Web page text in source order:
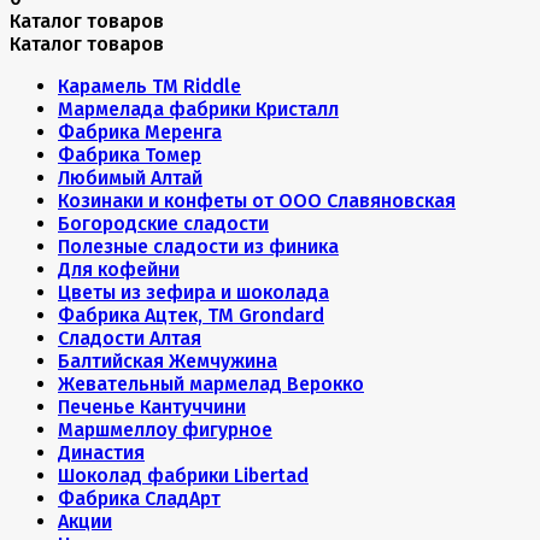
Каталог товаров
Каталог товаров
Карамель ТМ Riddle
Мармелада фабрики Кристалл
Фабрика Меренга
Фабрика Томер
Любимый Алтай
Козинаки и конфеты от ООО Славяновская
Богородские сладости
Полезные сладости из финика
Для кофейни
Цветы из зефира и шоколада
Фабрика Ацтек, ТМ Grondard
Сладости Алтая
Балтийская Жемчужина
Жевательный мармелад Верокко
Печенье Кантуччини
Маршмеллоу фигурное
Династия
Шоколад фабрики Libertad
Фабрика СладАрт
Акции